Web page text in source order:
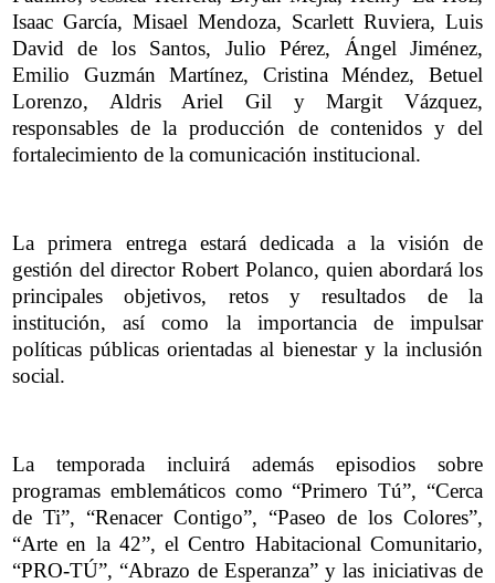
Isaac García, Misael Mendoza, Scarlett Ruviera, Luis
David de los Santos, Julio Pérez, Ángel Jiménez,
Emilio Guzmán Martínez, Cristina Méndez, Betuel
Lorenzo, Aldris Ariel Gil y Margit Vázquez,
responsables de la producción de contenidos y del
fortalecimiento de la comunicación institucional.
La primera entrega estará dedicada a la visión de
gestión del director Robert Polanco, quien abordará los
principales objetivos, retos y resultados de la
institución, así como la importancia de impulsar
políticas públicas orientadas al bienestar y la inclusión
social.
La temporada incluirá además episodios sobre
programas emblemáticos como “Primero Tú”, “Cerca
de Ti”, “Renacer Contigo”, “Paseo de los Colores”,
“Arte en la 42”, el Centro Habitacional Comunitario,
“PRO-TÚ”, “Abrazo de Esperanza” y las iniciativas de